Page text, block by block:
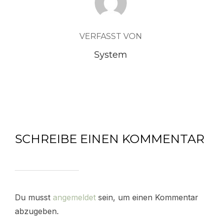
VERFASST VON
System
SCHREIBE EINEN KOMMENTAR
Du musst angemeldet sein, um einen Kommentar
abzugeben.